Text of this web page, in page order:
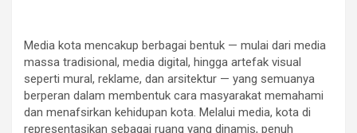
Media kota mencakup berbagai bentuk — mulai dari media
massa tradisional, media digital, hingga artefak visual
seperti mural, reklame, dan arsitektur — yang semuanya
berperan dalam membentuk cara masyarakat memahami
dan menafsirkan kehidupan kota. Melalui media, kota di
representasikan sebagai ruang yang dinamis, penuh